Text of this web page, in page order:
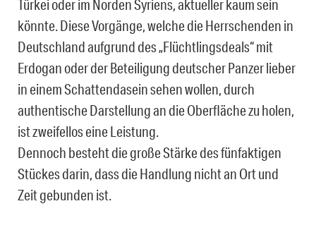
Türkei oder im Norden Syriens, aktueller kaum sein
könnte. Diese Vorgänge, welche die Herrschenden in
Deutschland aufgrund des „Flüchtlingsdeals“ mit
Erdogan oder der Beteiligung deutscher Panzer lieber
in einem Schattendasein sehen wollen, durch
authentische Darstellung an die Oberfläche zu holen,
ist zweifellos eine Leistung.
Dennoch besteht die große Stärke des fünfaktigen
Stückes darin, dass die Handlung nicht an Ort und
Zeit gebunden ist.